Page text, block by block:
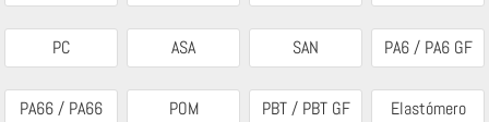
PC ASA SAN PA6 / PA6 GF
PA66 / PA66
POM PBT / PBT GF
Elastómero